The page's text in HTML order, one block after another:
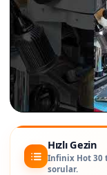
Hızlı Gezin
Infinix Hot 30
sorular.